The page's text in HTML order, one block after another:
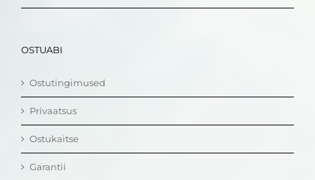
OSTUABI
Ostutingimused
Privaatsus
Ostukaitse
Garantii